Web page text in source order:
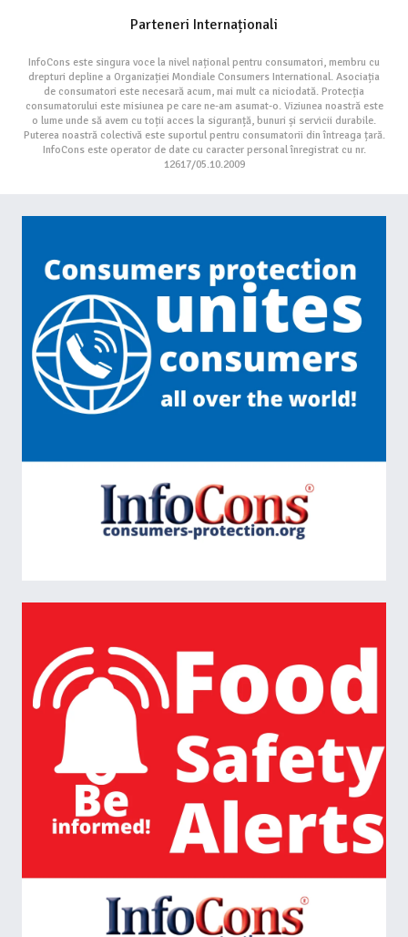
Parteneri Internaționali
InfoCons este singura voce la nivel național pentru consumatori, membru cu
drepturi depline a Organizației Mondiale Consumers International. Asociația
de consumatori este necesară acum, mai mult ca niciodată. Protecția
consumatorului este misiunea pe care ne-am asumat-o. Viziunea noastră este
o lume unde să avem cu toții acces la siguranță, bunuri și servicii durabile.
Puterea noastră colectivă este suportul pentru consumatorii din întreaga țară.
InfoCons este operator de date cu caracter personal înregistrat cu nr.
12617/05.10.2009